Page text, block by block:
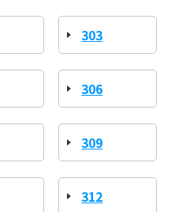
303
306
309
312